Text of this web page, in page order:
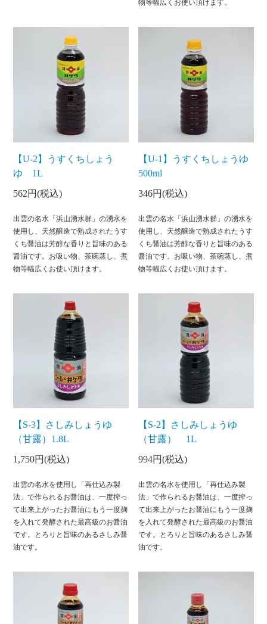
物等幅広くお使い頂けます。
【U-2】うすくちしょう
ゆ 1L
562円(税込)
出雲の名水「浜山湧水群」の湧水を
使用し、天然醸造で熟成されたうす
くち醤油は芳醇な香りと旨味のある
醤油です。お吸い物、茶碗蒸し、煮
物等幅広くお使い頂けます。
【U-1】うすくちしょうゆ
500ml
346円(税込)
出雲の名水「浜山湧水群」の湧水を
使用し、天然醸造で熟成されたうす
くち醤油は芳醇な香りと旨味のある
醤油です。お吸い物、茶碗蒸し、煮
物等幅広くお使い頂けます。
【S-3】さしみしょうゆ
（甘露）1.8L
1,750円(税込)
出雲の名水を使用し「再仕込み製
法」で作られるお醤油は、一度搾っ
て出来上がったお醤油にもう一度麹
を入れて発酵された最高級のお醤油
です。とろりと旨味のあるさしみ醤
油です。
【S-2】さしみしょうゆ
（甘露） 1L
994円(税込)
出雲の名水を使用し「再仕込み製
法」で作られるお醤油は、一度搾っ
て出来上がったお醤油にもう一度麹
を入れて発酵された最高級のお醤油
です。とろりと旨味のあるさしみ醤
油です。